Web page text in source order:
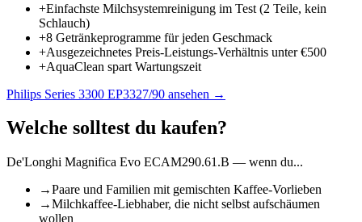
+Einfachste Milchsystemreinigung im Test (2 Teile, kein
Schlauch)
+8 Getränkeprogramme für jeden Geschmack
+Ausgezeichnetes Preis-Leistungs-Verhältnis unter €500
+AquaClean spart Wartungszeit
Philips Series 3300 EP3327/90 ansehen →
Welche solltest du kaufen?
De'Longhi Magnifica Evo ECAM290.61.B — wenn du...
→Paare und Familien mit gemischten Kaffee-Vorlieben
→Milchkaffee-Liebhaber, die nicht selbst aufschäumen
wollen